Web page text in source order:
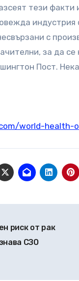
тези
с
за да
Пост.
world-health-
риск от рак
СЗО